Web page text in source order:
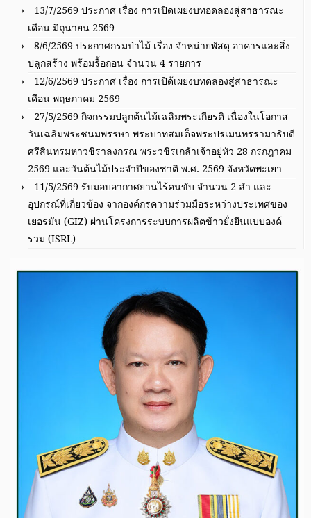
13/7/2569 ประกาศ เรื่อง การเปิดเผยงบทอดลองสู่สาธารณะ
เดือน มิถุนายน 2569
8/6/2569 ประกาศกรมป่าไม้ เรื่อง จำหน่ายพัสดุ อาคารและสิ่ง
ปลูกสร้าง พร้อมรื้อถอน จำนวน 4 รายการ
12/6/2569 ประกาศ เรื่อง การเปิด้เผยงบทดลองสู่สาธารณะ
เดือน พฤษภาคม 2569
27/5/2569 กิจกรรมปลูกต้นไม้เฉลิมพระเกียรติ เนื่องในโอกาส
วันเฉลิมพระชนมพรรษา พระบาทสมเด็จพระปรเมนทรรามาธิบดี
ศรีสินทรมหาวชิราลงกรณ พระวชิรเกล้าเจ้าอยู่หัว 28 กรกฎาคม
2569 และวันต้นไม้ประจำปีของชาติ พ.ศ. 2569 จังหวัดพะเยา
11/5/2569 รับมอบอากาศยานไร้คนขับ จำนวน 2 ลำ และ
อุปกรณ์ที่เกี่ยวข้อง จากองค์กรความร่วมมือระหว่างประเทศของ
เยอรมัน (GIZ) ผ่านโครงการระบบการผลิตข้าวยั่งยืนแบบองค์
รวม (ISRL)